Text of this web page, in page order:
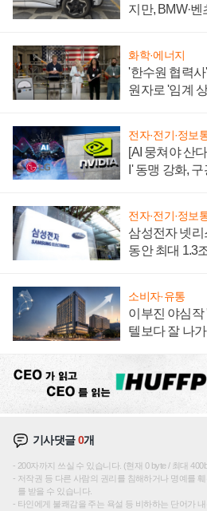
지만, BMW·
화학·에너지
'한수원 협력
원자로 '임계
전자·전기·정보
[AI 뭉쳐야 산
I' 동맹 강화,
전자·전기·정보
삼성전자 넷리
동안 최대 1.3
소비자·유통
이부진 야심작
텔보다 잘 나가
기사댓글0개
200자까지 쓰실 수 있습니다. (현재 0 byte / 최대
저작권 등 다른 사람의 권리를 침해하거나 명예를
를 받을 수 있습니다.
타인에게 불쾌감을 주는 욕설 등 비하하는 단어가